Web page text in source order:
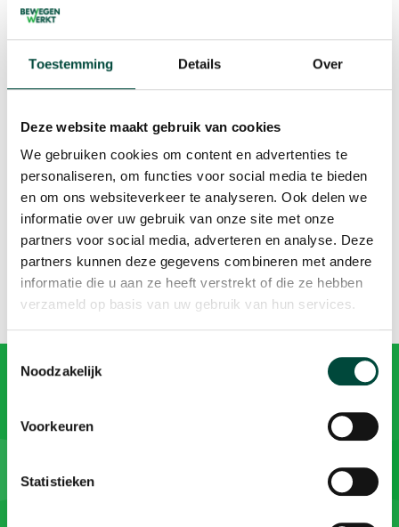
Toestemming Details Over
Deze website maakt gebruik van cookies
We gebruiken cookies om content en advertenties te
personaliseren, om functies voor social media te bieden
en om ons websiteverkeer te analyseren. Ook delen we
informatie over uw gebruik van onze site met onze
partners voor social media, adverteren en analyse. Deze
partners kunnen deze gegevens combineren met andere
informatie die u aan ze heeft verstrekt of die ze hebben
verzameld op basis van uw gebruik van hun services.
Noodzakelijk
Voorkeuren
Statistieken
Als vervolg op het onderzoek is het mogelijk om
activiteiten te organiseren. Denk hierbij aan workshops of
vitaliteitscoaching. Op deze manier wordt een resultaat
We vertellen je graag meer over onze aanpak en
info@bewegenwerkt.nl of 085 073 33 00.